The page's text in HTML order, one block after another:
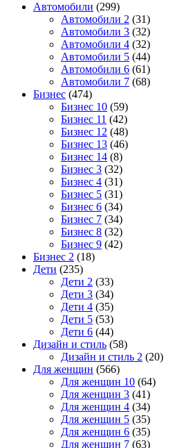
Автомобили (299)
Автомобили 2 (31)
Автомобили 3 (32)
Автомобили 4 (32)
Автомобили 5 (44)
Автомобили 6 (61)
Автомобили 7 (68)
Бизнес (474)
Бизнес 10 (59)
Бизнес 11 (42)
Бизнес 12 (48)
Бизнес 13 (46)
Бизнес 14 (8)
Бизнес 3 (32)
Бизнес 4 (31)
Бизнес 5 (31)
Бизнес 6 (34)
Бизнес 7 (34)
Бизнес 8 (32)
Бизнес 9 (42)
Бизнес 2 (18)
Дети (235)
Дети 2 (33)
Дети 3 (34)
Дети 4 (35)
Дети 5 (53)
Дети 6 (44)
Дизайн и стиль (58)
Дизайн и стиль 2 (20)
Для женщин (566)
Для женщин 10 (64)
Для женщин 3 (41)
Для женщин 4 (34)
Для женщин 5 (35)
Для женщин 6 (35)
Для женщин 7 (63)